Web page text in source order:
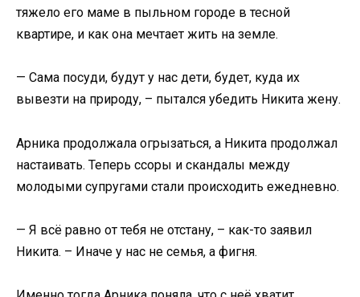
тяжело его маме в пыльном городе в тесной
квартире, и как она мечтает жить на земле.
— Сама посуди, будут у нас дети, будет, куда их
вывезти на природу, – пытался убедить Никита жену.
Арника продолжала огрызаться, а Никита продолжал
настаивать. Теперь ссоры и скандалы между
молодыми супругами стали происходить ежедневно.
— Я всё равно от тебя не отстану, – как-то заявил
Никита. – Иначе у нас не семья, а фигня.